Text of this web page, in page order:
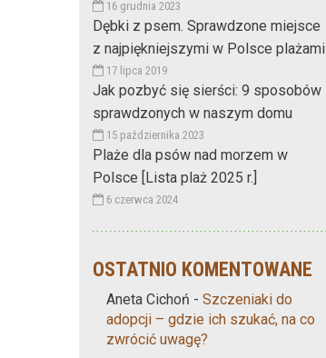
16 grudnia 2023
Dębki z psem. Sprawdzone miejsce
z najpiękniejszymi w Polsce plażami
17 lipca 2019
Jak pozbyć się sierści: 9 sposobów
sprawdzonych w naszym domu
15 października 2023
Plaże dla psów nad morzem w
Polsce [Lista plaż 2025 r.]
6 czerwca 2024
OSTATNIO KOMENTOWANE
Aneta Cichoń - Szczeniaki do
adopcji – gdzie ich szukać, na co
zwrócić uwagę?